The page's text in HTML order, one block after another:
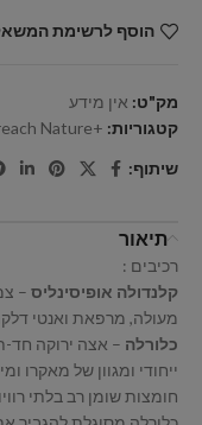
הוסף לרשימת
מק"ט: אין מידע
קטגוריות: +Broadreach Nature
שיתוף:
תיאור
רכיבים :
קלנדולה אופיסינליס –
מעולה, מרפאת ואנטי
כלורלה – אצה ירוקה
ייחודי ומגוון של מאקרו